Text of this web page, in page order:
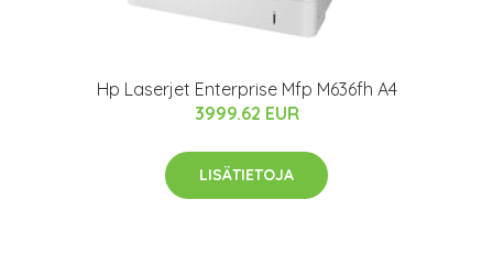
Hp Laserjet Enterprise Mfp M636fh A4
3999.62 EUR
LISÄTIETOJA